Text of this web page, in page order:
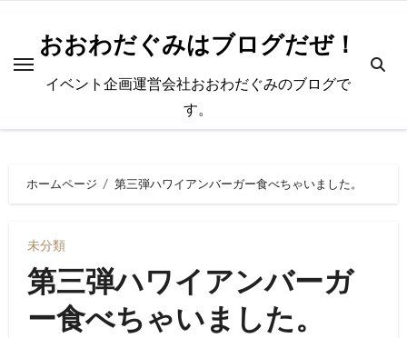
おおわだぐみはブログだぜ！
イベント企画運営会社おおわだぐみのブログで
す。
ホームページ 第三弾ハワイアンバーガー食べちゃいました。
未分類
第三弾ハワイアンバーガ
ー食べちゃいました。